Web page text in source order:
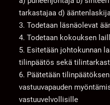
tarkastajaa d)
3. Todetaan läsnäolevat
4. Todetaan kokouksen
5. Esitetään johtokunnan
tilinpäätös sekä
6. Päätetään
vastuuvapauden
vastuuvelvollisille